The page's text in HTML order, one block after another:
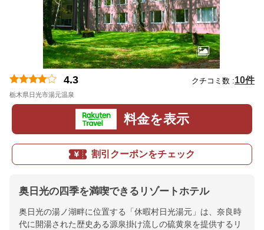
4.3 クチコミ数 :10件
栃木県日光市湯元温泉
料金を表示
割引クーポンをチェック
奥日光の四季を満喫できるリゾートホテル
奥日光の湯ノ湖畔に位置する「休暇村日光湯元」は、奈良時
代に開湯された歴史ある源泉掛け流しの硫黄泉を提供するリ